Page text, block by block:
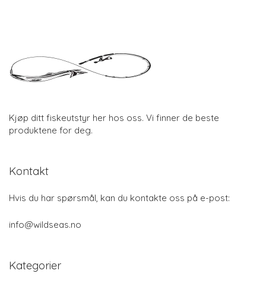
Kjøp ditt fiskeutstyr her hos oss. Vi finner de beste
produktene for deg.
Kontakt
Hvis du har spørsmål, kan du kontakte oss på e-post:
info@wildseas.no
Kategorier